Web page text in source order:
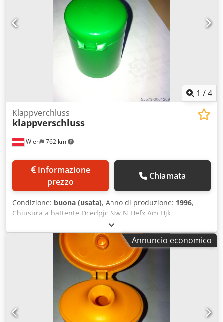
1 /4
Wien 762 km
Klappverchluss
klappverschluss
prezzo
Chiamata
Condizione: buona (usata), Anno di produzione: 1996,
Chiusura a battente Dcedpjc Nw N Hefx Am Hjk
Annuncio economico